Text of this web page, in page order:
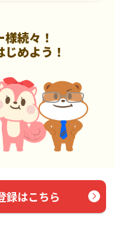
続々！
めよう！
録はこちら